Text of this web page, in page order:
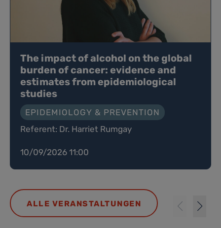
The impact of alcohol on the global
burden of cancer: evidence and
estimates from epidemiological
studies
EPIDEMIOLOGY & PREVENTION
Referent: Dr. Harriet Rumgay
10/09/2026 11:00
ALLE VERANSTALTUNGEN